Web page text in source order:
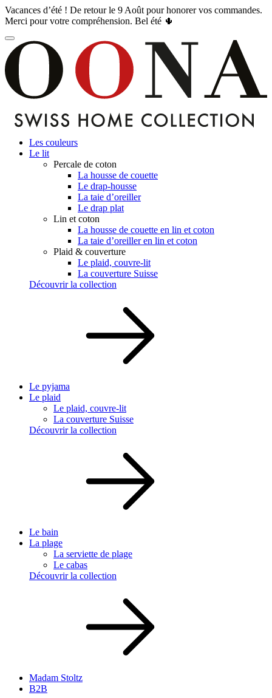
Vacances d’été ! De retour le 9 Août pour honorer vos commandes.
Merci pour votre compréhension. Bel été 🌵
Les couleurs
Le lit
Percale de coton
La housse de couette
Le drap-housse
La taie d’oreiller
Le drap plat
Lin et coton
La housse de couette en lin et coton
La taie d’oreiller en lin et coton
Plaid & couverture
Le plaid, couvre-lit
La couverture Suisse
Découvrir la collection
Le pyjama
Le plaid
Le plaid, couvre-lit
La couverture Suisse
Découvrir la collection
Le bain
La plage
La serviette de plage
Le cabas
Découvrir la collection
Madam Stoltz
B2B